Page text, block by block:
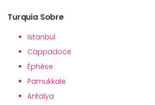
Turquia Sobre
Istanbul
Cappadoce
Éphèse
Pamukkale
Antalya